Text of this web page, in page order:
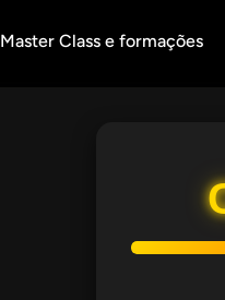
Master Class e formações